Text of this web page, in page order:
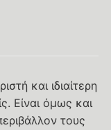
και ιδιαίτερη
Είναι όμως και
τους